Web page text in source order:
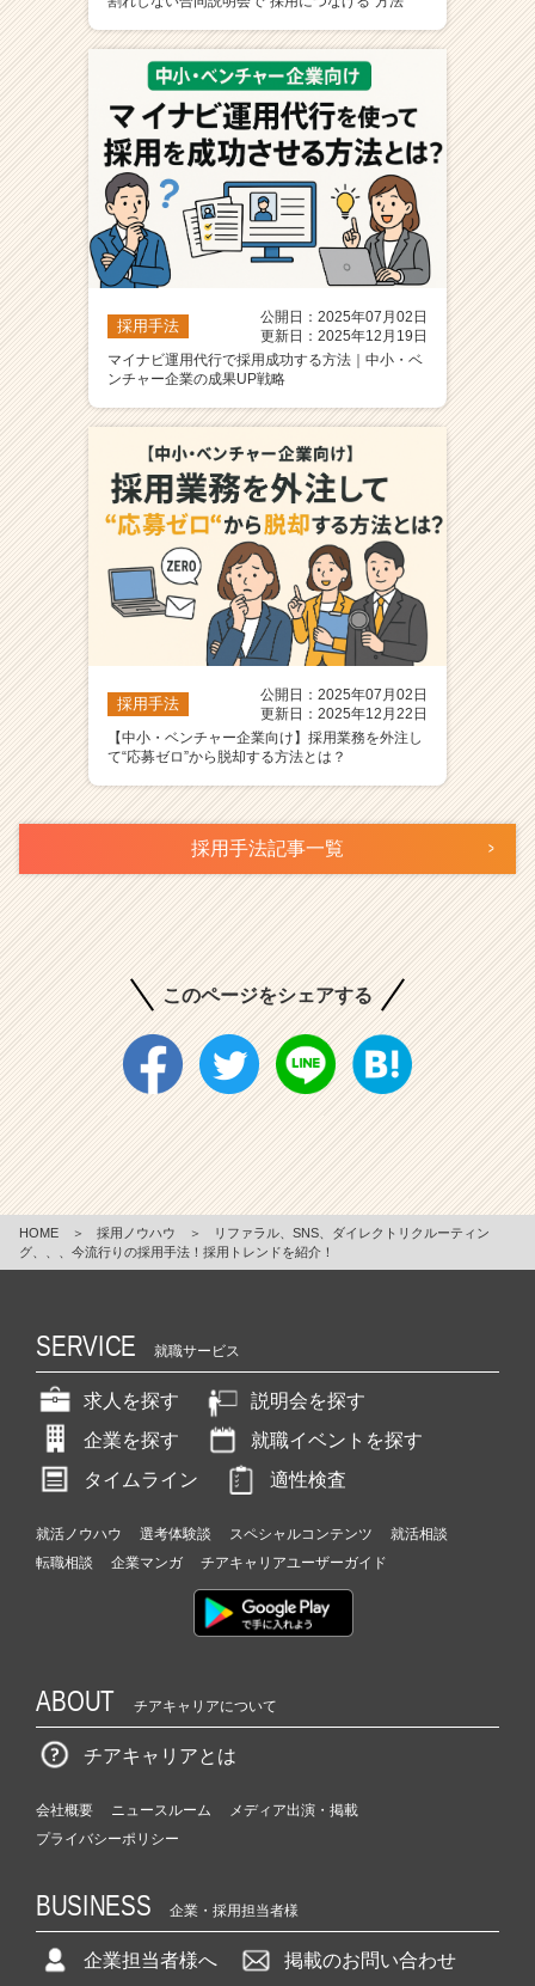
採用手法
公開日：2025年07月02日
更新日：2025年12月19日
マイナビ運用代行で採用成功する方法｜中小・ベ
ンチャー企業の成果UP戦略
採用手法
公開日：2025年07月02日
更新日：2025年12月22日
【中小・ベンチャー企業向け】採用業務を外注し
て“応募ゼロ”から脱却する方法とは？
採用手法記事一覧
このページをシェアする
HOME ＞ 採用ノウハウ ＞
リファラル、SNS、ダイレクトリクルーティン
グ、、、今流行りの採用手法！採用トレンドを紹介！
SERVICE 就職サービス
求人を探す
説明会を探す
企業を探す
就職イベントを探す
タイムライン
適性検査
就活ノウハウ 選考体験談 スペシャルコンテンツ
就活相談
転職相談
企業マンガ チアキャリアユーザーガイド
ABOUT チアキャリアについて
チアキャリアとは
会社概要 ニュースルーム
メディア出演・掲載
プライバシーポリシー
BUSINESS 企業・採用担当者様
企業担当者様へ 掲載のお問い合わせ